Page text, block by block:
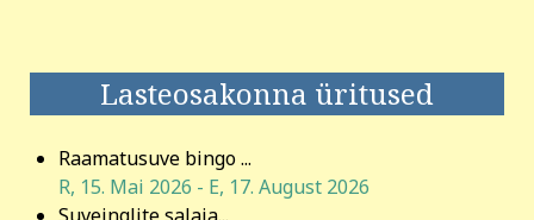
Lasteosakonna üritused
Raamatusuve bingo ...
R, 15. Mai 2026 - E, 17. August 2026